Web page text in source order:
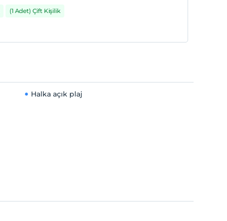
(1 Adet) Çift Kişilik
Halka açık plaj